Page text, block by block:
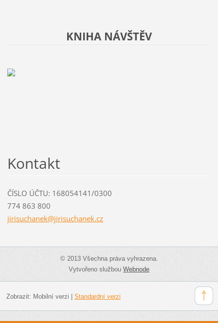
KNIHA NÁVŠTĚV
Kontakt
ČÍSLO ÚČTU: 168054141/0300
774 863 800
jirisuchanek@jirisuchanek.cz
© 2013 Všechna práva vyhrazena.
Vytvořeno službouWebnode
Zobrazit: Mobilní verzi Standardní verzi